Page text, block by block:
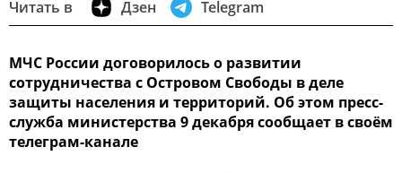
Читать в Дзен Telegram
МЧС России договорилось о развитии
сотрудничества с Островом Свободы в деле
защиты населения и территорий. Об этом пресс-
служба министерства 9 декабря сообщает в своём
телеграм-канале